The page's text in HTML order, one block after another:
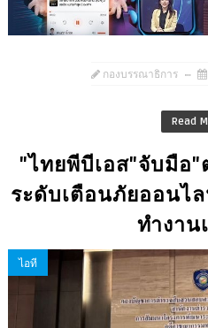
กองบรรณาธิการ
Read
"ไทยพีบีเอส"จับมือ"
ระดับเตือนภัยออนไ
ทำงาน
ไอที